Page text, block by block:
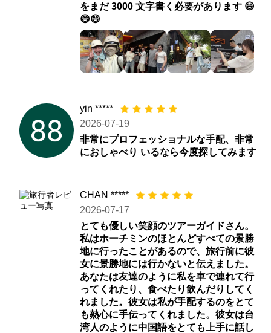
をまだ 3000 文字書く必要があります 😄
😄😄
yin *****
2026-07-19
非常にプロフェッショナルな手配、非常
におしゃべり いるなら今度探してみます
CHAN *****
2026-07-17
とても優しい笑顔のツアーガイドさん。
私はホーチミンのほとんどすべての景勝
地に行ったことがあるので、旅行前に彼
女に景勝地には行かないと伝えました。
あなたは友達のように私を車で連れて行
ってくれたり、食べたり飲んだりしてく
れました。彼女は私が手配するのをとて
も熱心に手伝ってくれました。彼女は台
湾人のように中国語をとても上手に話し